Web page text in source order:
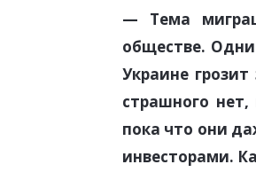
— Тема
обществе. Одни
Украине
страшного нет,
пока что они
инвесторами.